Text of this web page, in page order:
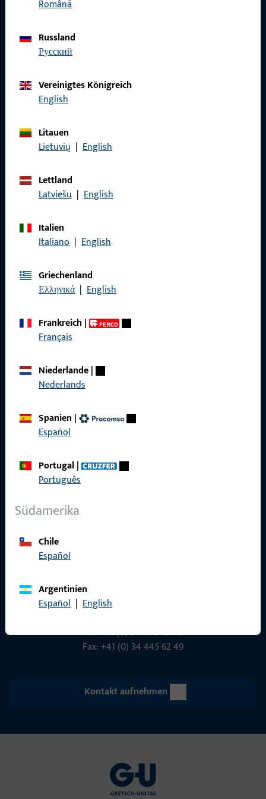
Română
Russland
русский
Vereinigtes Königreich
English
Litauen
Lietuvių | English
Lettland
Latviešu | English
Italien
Italiano | English
Griechenland
Ελληνικά | English
Frankreich|
Français
Niederlande|
Nederlands
Spanien |
Español
Portugal|
Português
Südamerika
Chile
Español
Argentinien
Español | English
Produktkatalog
Kontakt
ProPoint-Serviceportal
Social Media
info@g-u.ch
Tel: +41 (0) 34 448 45 45
Fax: +41 (0) 34 445 62 49
Kontakt aufnehmen